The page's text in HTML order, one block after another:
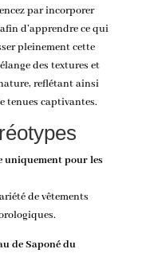
par incorporer
d’apprendre ce qui
pleinement cette
des textures et
reflétant ainsi
tenues captivantes.
uniquement pour les
de vêtements
de Saponé du